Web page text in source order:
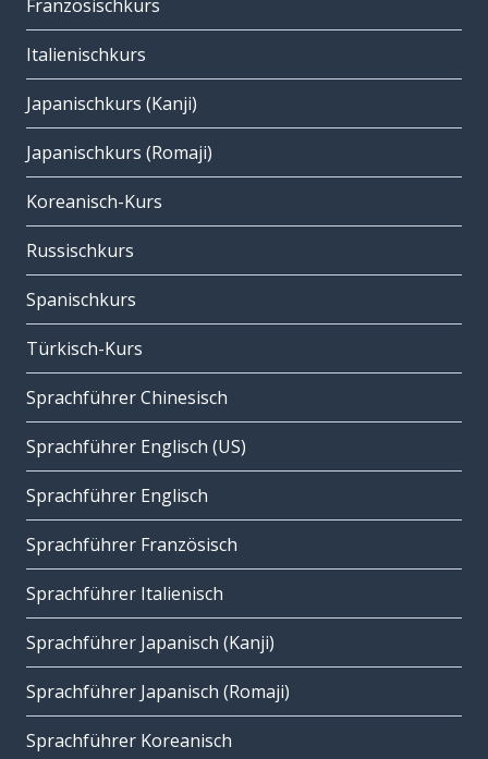
Französischkurs
Italienischkurs
Japanischkurs (Kanji)
Japanischkurs (Romaji)
Koreanisch-Kurs
Russischkurs
Spanischkurs
Türkisch-Kurs
Sprachführer Chinesisch
Sprachführer Englisch (US)
Sprachführer Englisch
Sprachführer Französisch
Sprachführer Italienisch
Sprachführer Japanisch (Kanji)
Sprachführer Japanisch (Romaji)
Sprachführer Koreanisch